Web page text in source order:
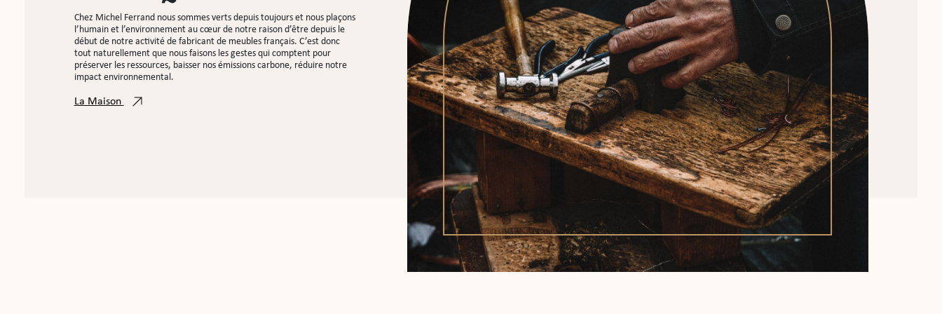
Chez Michel Ferrand nous sommes verts depuis toujours et nous plaçons
l’humain et l’environnement au cœur de notre raison d’être depuis le
début de notre activité de fabricant de meubles français. C’est donc
tout naturellement que nous faisons les gestes qui comptent pour
préserver les ressources, baisser nos émissions carbone, réduire notre
impact environnemental.
La Maison